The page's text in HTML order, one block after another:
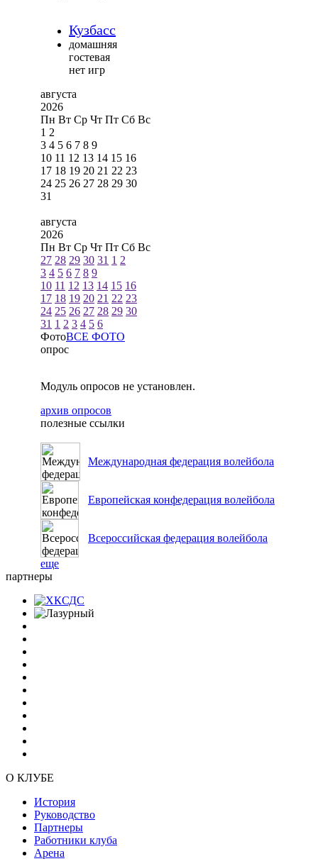
Кузбасс
домашняя
гостевая
нет игр
августа
2026
Пн Вт Ср Чт Пт Сб Вс
1 2
3 4 5 6 7 8 9
10 11 12 13 14 15 16
17 18 19 20 21 22 23
24 25 26 27 28 29 30
31
августа
2026
Пн Вт Ср Чт Пт Сб Вс
27 28 29 30 31 1 2
3 4 5 6 7 8 9
10 11 12 13 14 15 16
17 18 19 20 21 22 23
24 25 26 27 28 29 30
31 1 2 3 4 5 6
ФотоВСЕ ФОТО
опрос
Модуль опросов не установлен.
архив опросов
полезные ссылки
Международная федерация волейбола
Европейская конфедерация волейбола
Всероссийская федерация волейбола
еще
партнеры
О КЛУБЕ
История
Руководство
Партнеры
Работники клуба
Арена